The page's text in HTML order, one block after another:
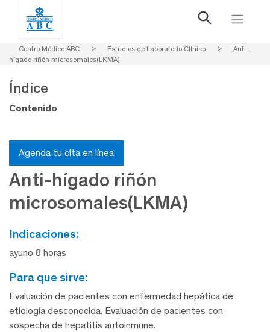
Centro Médico ABC > Estudios de Laboratorio Clínico >
Anti-
hígado riñón microsomales(LKMA)
Anti-hígado riñón
microsomales(LKMA)
indicaciones:
ayuno 8 horas
para que sirve:
Evaluación de pacientes con enfermedad hepática de
etiología desconocida. Evaluación de pacientes con
sospecha de hepatitis autoinmune.
Índice
Contenido
Agenda tu cita en línea